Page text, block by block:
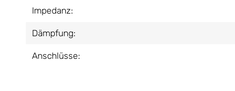
Impedanz:
Dämpfung:
Anschlüsse: